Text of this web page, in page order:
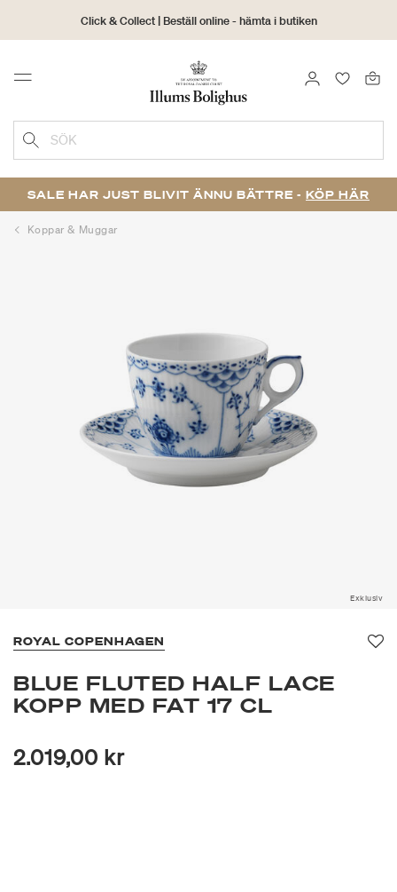
Click & Collect | Beställ online - hämta i butiken
30 dagars returrätt
Menu LOGGA IN
SÖK
SALE HAR JUST BLIVIT ÄNNU BÄTTRE - KÖP HÄR
Koppar & Muggar
Exklusiv
ROYAL COPENHAGEN
BLUE FLUTED HALF LACE
KOPP MED FAT 17 CL
2.019,00 kr